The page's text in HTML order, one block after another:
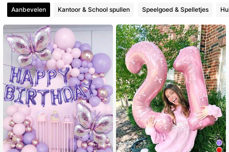
4.88 263 Volgers
4.88 263 Volgers
4.88 263 Volgers
4.88 263 Volgers
Aanbevelen Kantoor & School spullen Speelgoed & Spelletjes